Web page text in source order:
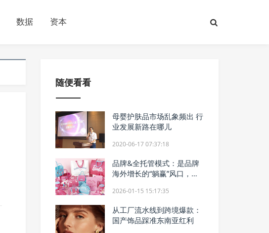
数据 资本
随便看看
母婴护肤品市场乱象频出 行
业发展新路在哪儿
2020-06-17 07:37:18
品牌&全托管模式：是品牌
海外增长的“躺赢”风口，还
2026-01-15 15:17:35
从工厂流水线到跨境爆款：
国产饰品踩准东南亚红利